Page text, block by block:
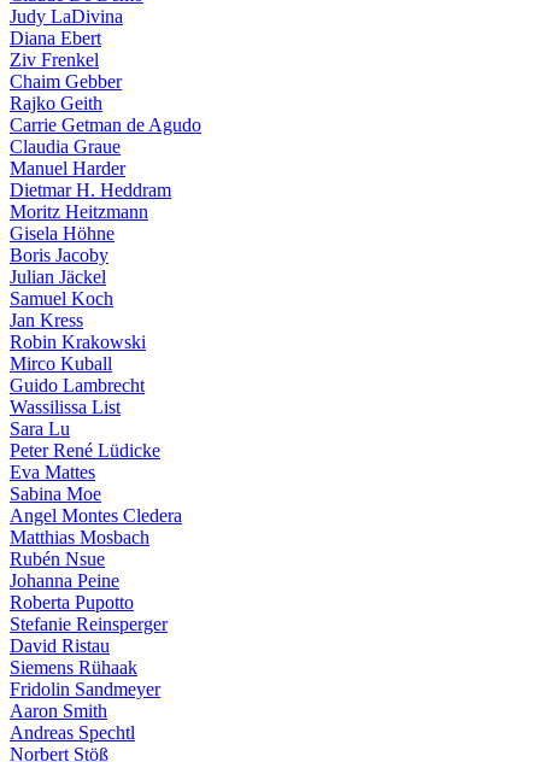
Judy LaDivina
Diana Ebert
Ziv Frenkel
Chaim Gebber
Rajko Geith
Carrie Getman de Agudo
Claudia Graue
Manuel Harder
Dietmar H. Heddram
Moritz Heitzmann
Gisela Höhne
Boris Jacoby
Julian Jäckel
Samuel Koch
Jan Kress
Robin Krakowski
Mirco Kuball
Guido Lambrecht
Wassilissa List
Sara Lu
Peter René Lüdicke
Eva Mattes
Sabina Moe
Angel Montes Cledera
Matthias Mosbach
Rubén Nsue
Johanna Peine
Roberta Pupotto
Stefanie Reinsperger
David Ristau
Siemens Rühaak
Fridolin Sandmeyer
Aaron Smith
Andreas Spechtl
Norbert Stöß